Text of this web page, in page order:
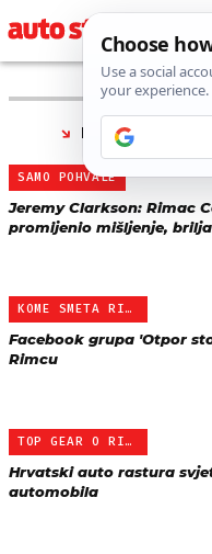
PRONAĐENO 90
SAMO POHVALE
Jeremy Clarkson: Rimac
promijenio mišljenje,
KOME SMETA RIMAC
Facebook grupa 'Otpor
Rimcu
TOP GEAR O RIMCU
Hrvatski auto rastura
automobila